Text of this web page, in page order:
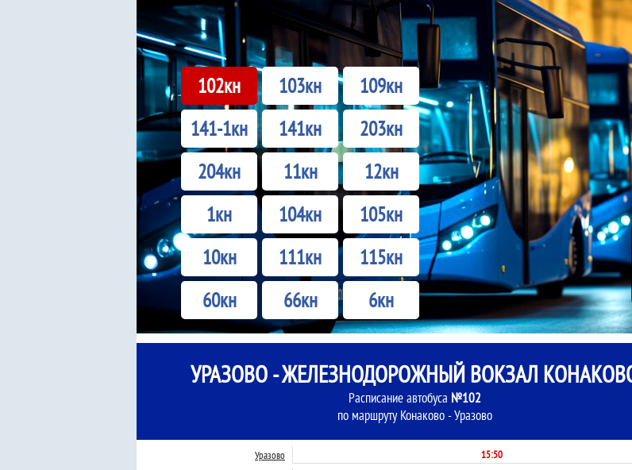
102кн 103кн
109кн
141-1кн
141кн
203кн
204кн
11кн
12кн
1кн
104кн
105кн
10кн
111кн
115кн
60кн
66кн 6кн
УРАЗОВО - ЖЕЛЕЗНОДОРОЖНЫЙ ВОКЗАЛ
Расписание автобуса №102
по маршруту Конаково - Уразово
Уразово
15:50